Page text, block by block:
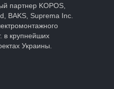
партнер KOPOS,
BAKS, Suprema Inc.
в крупнейших
Украины.